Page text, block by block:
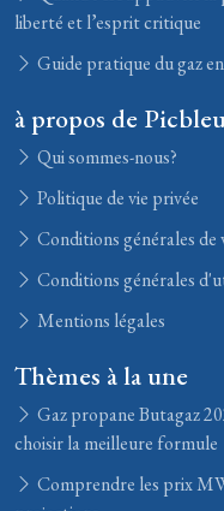
liberté et l’esprit critique
Guide pratique du gaz
à propos de
Qui sommes-nous?
Politique de vie privée
Conditions générales de
Conditions générales
Mentions légales
Thèmes à la une
Gaz propane Butagaz
choisir la meilleure formule
Comprendre les prix